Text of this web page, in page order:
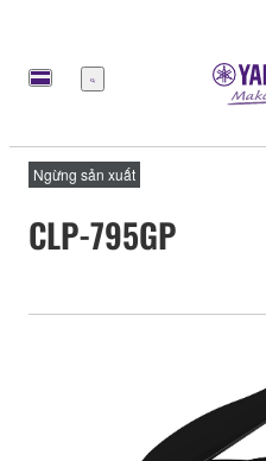
Menu
Ngừng sản xuất
CLP-795GP